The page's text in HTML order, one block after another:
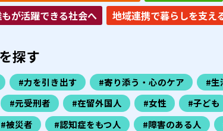
が活躍できる社会へ 地域連携で暮らしを支え
探す
#力を引き出す #寄り添う・心のケア #生
#元受刑者 #在留外国人 #女性 #子ども
#被災者 #認知症をもつ人 #障害のある人